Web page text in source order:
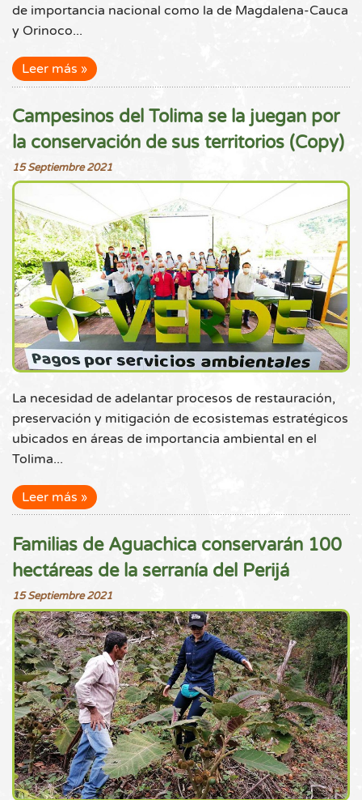
de importancia nacional como la de Magdalena-Cauca
y Orinoco...
Leer más
Campesinos del Tolima se la juegan por
la conservación de sus territorios (Copy)
15 Septiembre 2021
La necesidad de adelantar procesos de restauración,
preservación y mitigación de ecosistemas estratégicos
ubicados en áreas de importancia ambiental en el
Tolima...
Leer más
Familias de Aguachica conservarán 100
hectáreas de la serranía del Perijá
15 Septiembre 2021